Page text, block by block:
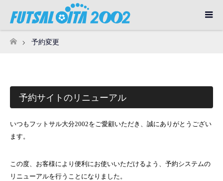
ホーム
予約変更
予約サイトのリニューアル
いつもフットサル大分2002をご愛顧いただき、誠にありがとうござい
ます。
この度、お客様により便利にお使いいただけるよう、予約システムの
リニューアルを行うことになりました。